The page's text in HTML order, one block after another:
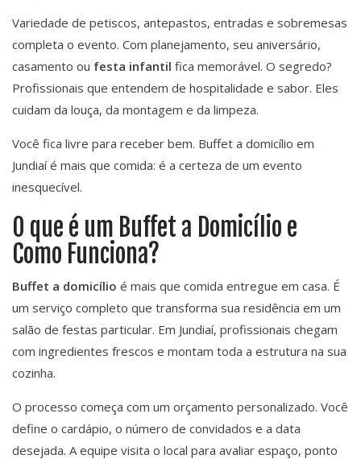
Variedade de petiscos, antepastos, entradas e sobremesas
completa o evento. Com planejamento, seu aniversário,
casamento ou festa infantil fica memorável. O segredo?
Profissionais que entendem de hospitalidade e sabor. Eles
cuidam da louça, da montagem e da limpeza.
Você fica livre para receber bem. Buffet a domicílio em
Jundiaí é mais que comida: é a certeza de um evento
inesquecível.
O que é um Buffet a Domicílio e
Como Funciona?
Buffet a domicílio é mais que comida entregue em casa. É
um serviço completo que transforma sua residência em um
salão de festas particular. Em Jundiaí, profissionais chegam
com ingredientes frescos e montam toda a estrutura na sua
cozinha.
O processo começa com um orçamento personalizado. Você
define o cardápio, o número de convidados e a data
desejada. A equipe visita o local para avaliar espaço, ponto